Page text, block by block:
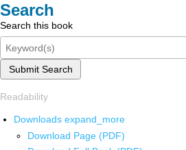
Search
Search this book
Submit Search
Readability
Downloads expand_more
Download Page (PDF)